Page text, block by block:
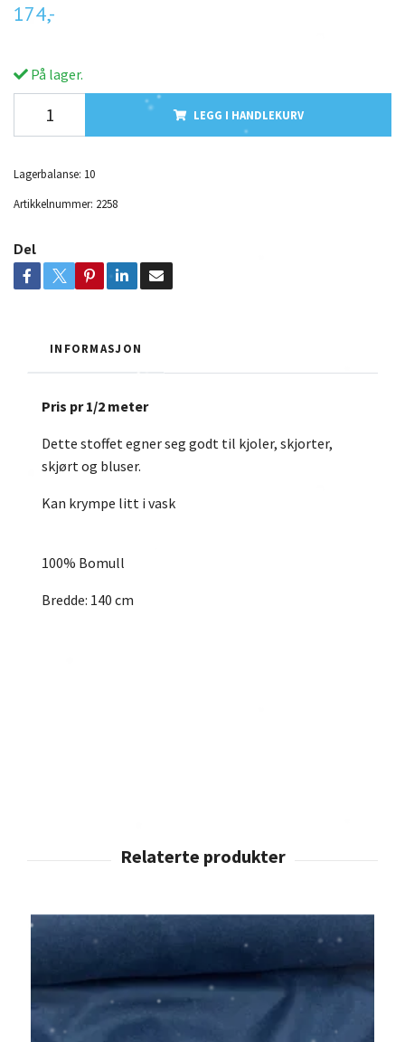
174,-
På lager.
LEGG I HANDLEKURV
Lagerbalanse: 10
Artikkelnummer: 2258
Del
INFORMASJON
Pris pr 1/2 meter
Dette stoffet egner seg godt til kjoler, skjorter,
skjørt og bluser.
Kan krympe litt i vask
100% Bomull
Bredde: 140 cm